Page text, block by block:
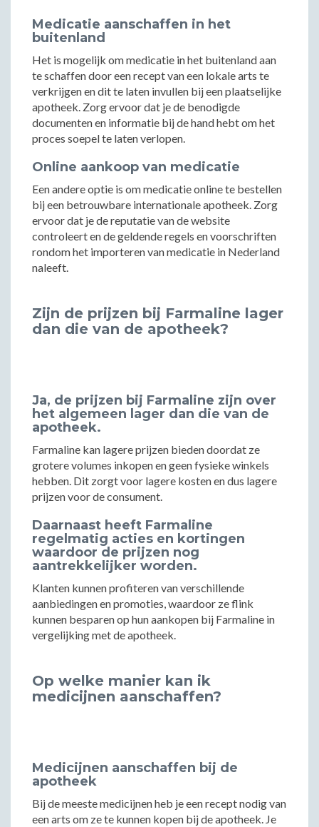
Medicatie aanschaffen in het
buitenland
Het is mogelijk om medicatie in het buitenland aan
te schaffen door een recept van een lokale arts te
verkrijgen en dit te laten invullen bij een plaatselijke
apotheek. Zorg ervoor dat je de benodigde
documenten en informatie bij de hand hebt om het
proces soepel te laten verlopen.
Online aankoop van medicatie
Een andere optie is om medicatie online te bestellen
bij een betrouwbare internationale apotheek. Zorg
ervoor dat je de reputatie van de website
controleert en de geldende regels en voorschriften
rondom het importeren van medicatie in Nederland
naleeft.
Zijn de prijzen bij Farmaline lager
dan die van de apotheek?
Ja, de prijzen bij Farmaline zijn over
het algemeen lager dan die van de
apotheek.
Farmaline kan lagere prijzen bieden doordat ze
grotere volumes inkopen en geen fysieke winkels
hebben. Dit zorgt voor lagere kosten en dus lagere
prijzen voor de consument.
Daarnaast heeft Farmaline
regelmatig acties en kortingen
waardoor de prijzen nog
aantrekkelijker worden.
Klanten kunnen profiteren van verschillende
aanbiedingen en promoties, waardoor ze flink
kunnen besparen op hun aankopen bij Farmaline in
vergelijking met de apotheek.
Op welke manier kan ik
medicijnen aanschaffen?
Medicijnen aanschaffen bij de
apotheek
Bij de meeste medicijnen heb je een recept nodig van
een arts om ze te kunnen kopen bij de apotheek. Je